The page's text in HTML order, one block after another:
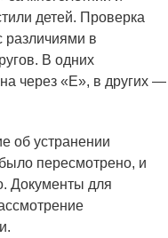
детей. Проверка
различиями в
В одних
через «Е», в других —
об устранении
пересмотрено, и
Документы для